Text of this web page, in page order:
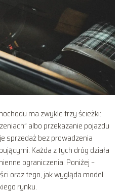
ma zwykle trzy ścieżki:
albo przekazanie pojazdu
sprzedaż bez prowadzenia
Każda z tych dróg działa
ograniczenia. Poniżej –
oraz tego, jak wygląda model
rynku.